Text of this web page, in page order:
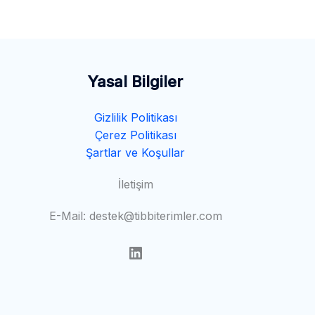
Yasal Bilgiler
Gizlilik Politikası
Çerez Politikası
Şartlar ve Koşullar
İletişim
E-Mail: destek@tibbiterimler.com
LinkedIn